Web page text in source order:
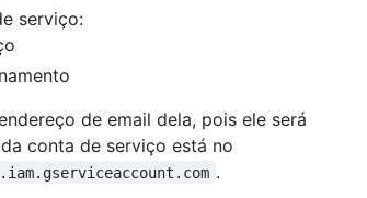
serviço:
de email dela, pois ele será
conta de serviço está no
.